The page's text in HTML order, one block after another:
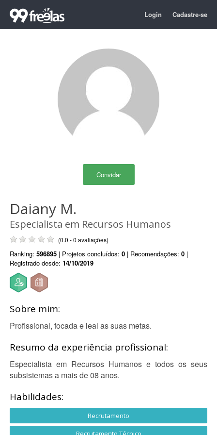
Login Cadastre-se
Convidar
Daiany M.
Especialista em Recursos Humanos
(0.0 - 0 avaliações)
Ranking: 596895 | Projetos concluídos: 0 | Recomendações: 0 |
Registrado desde: 14/10/2019
Sobre mim:
Profissional, focada e leal as suas metas.
Resumo da experiência profissional:
Especialista em Recursos Humanos e todos os seus
subsistemas a mais de 08 anos.
Habilidades:
Recrutamento